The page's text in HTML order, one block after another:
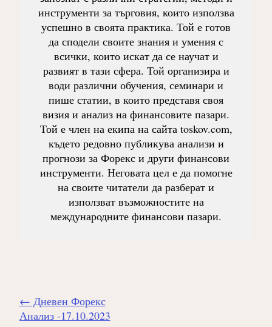
инструменти за търговия, които използва
успешно в своята практика. Той е готов
да сподели своите знания и умения с
всички, които искат да се научат и
развият в тази сфера. Той организира и
води различни обучения, семинари и
пише статии, в които представя своя
визия и анализ на финансовите пазари.
Той е член на екипа на сайта toskov.com,
където редовно публикува анализи и
прогнози за Форекс и други финансови
инструменти. Неговата цел е да помогне
на своите читатели да разберат и
използват възможностите на
международните финансови пазари.
Навигиране
на
← Дневен Форекс
Анализ -17.10.2023